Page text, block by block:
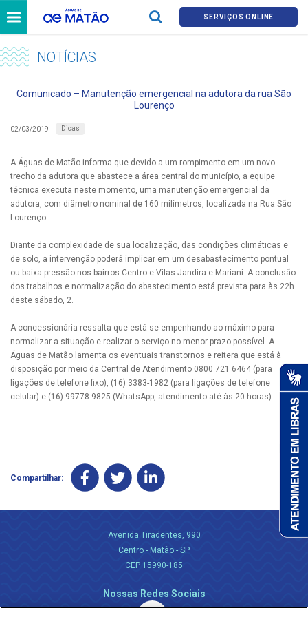
SERVIÇOS ONLINE
NOTÍCIAS
Comunicado – Manutenção emergencial na adutora da rua São
Lourenço
02/03/2019 Dicas
A Águas de Matão informa que devido a um rompimento em um novo
trecho da adutora que abastece a área central do município, a equipe
técnica executa neste momento, uma manutenção emergencial da
adutora, com diâmetro nominal de 160 milímetros, localizada na Rua São
Lourenço.
Diante da complexidade de sua localização, das condições climáticas e
de solo, a intervenção poderá implicar em um desabastecimento pontual
ou baixa pressão nos bairros Centro e Vilas Jandira e Mariani. A conclusão
dos trabalhos e normalização do abastecimento está prevista para às 22h
deste sábado, 2.
A concessionária ressalta que está se empenhando ao máximo para
normalizar a situação e realizar o serviço no menor prazo possível. A
Águas de Matão lamenta os eventuais transtornos e reitera que está à
disposição por meio da Central de Atendimento 0800 721 6464 (para
ligações de telefone fixo), (16) 3383-1982 (para ligações de telefone
celular) e (16) 99778-9825 (WhatsApp, atendimento até às 20 horas).
Compartilhar:
Avenida Tiradentes, 990
Centro - Matão - SP
CEP 15990-185
Nossas Redes Sociais